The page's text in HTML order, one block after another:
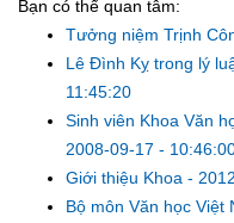
Bạn có thể quan tâm:
Tưởng niệm Trịnh
Lê Đình Kỵ trong lý
11:45:20
Sinh viên Khoa Văn
2008-09-17 -
Giới thiệu Khoa -
Bộ môn Văn học Việt